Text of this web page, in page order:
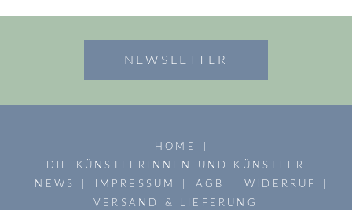
NEWSLETTER
HOME
DIE KÜNSTLERINNEN UND KÜNSTLER
NEWS
IMPRESSUM AGB
WIDERRUF
VERSAND & LIEFERUNG